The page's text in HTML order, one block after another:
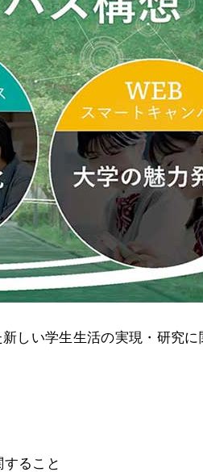
しい学生生活の実現・研究に
ること